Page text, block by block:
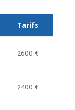
Tarifs
2600 €
2400 €